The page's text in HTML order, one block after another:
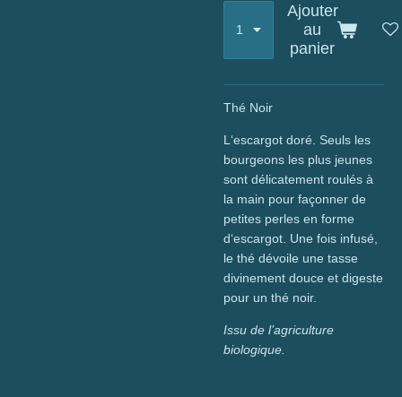
Ajouter
au
panier
Thé Noir
L‘escargot doré. Seuls les
bourgeons les plus jeunes
sont délicatement roulés à
la main pour façonner de
petites perles en forme
d‘escargot. Une fois infusé,
le thé dévoile une tasse
divinement douce et digeste
pour un thé noir.
Issu de l’agriculture
biologique.